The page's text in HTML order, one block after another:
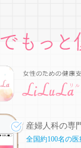
産婦人科の専
全国約100名の医